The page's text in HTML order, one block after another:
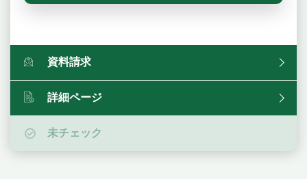
資料請求
詳細ページ
未チェック